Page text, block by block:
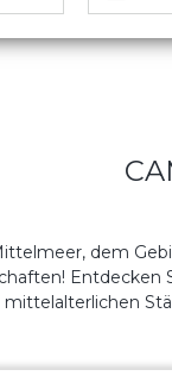
dem
Entdecken
mittelalterlichen